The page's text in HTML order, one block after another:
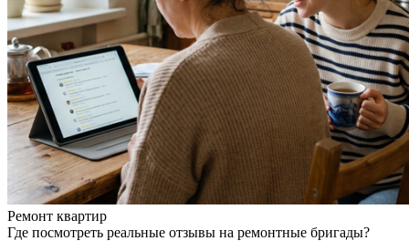
Ремонт квартир
Где посмотреть реальные отзывы на ремонтные бригады?